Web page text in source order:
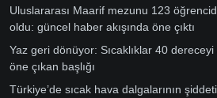
Uluslararası Maarif mezunu 123
oldu: güncel haber akışında öne çıktı
Yaz geri dönüyor: Sıcaklıklar 40
öne çıkan başlığı
Türkiye’de sıcak hava dalgalarının